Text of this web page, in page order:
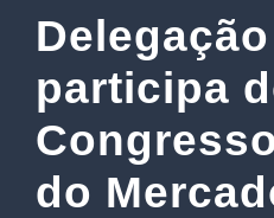
participa
do